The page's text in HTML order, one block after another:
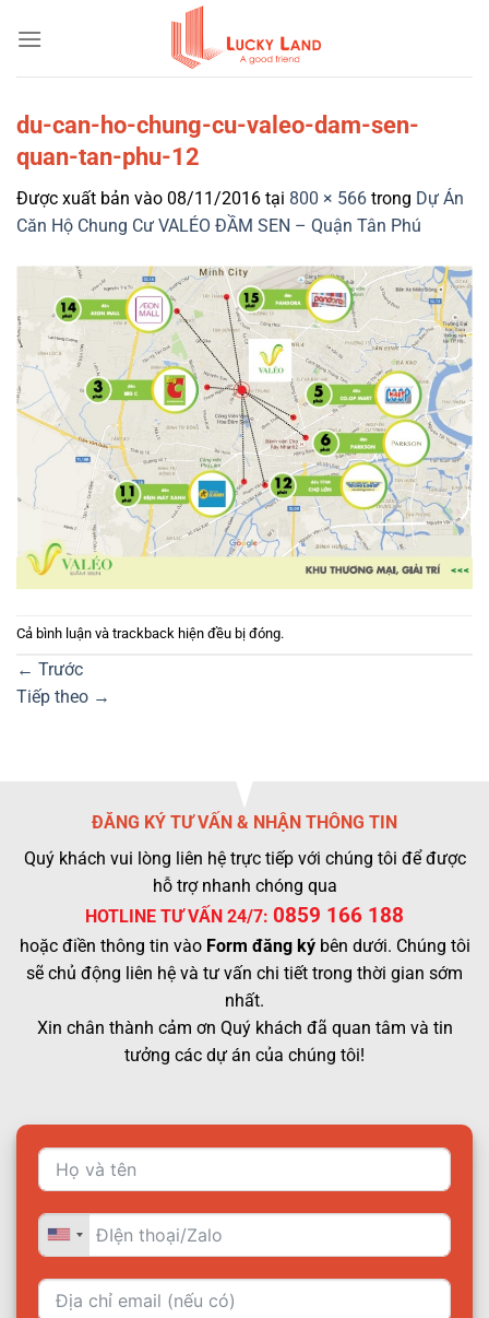
qua
du-can-ho-chung-cu-valeo-dam-sen-
quan-tan-phu-12
Được xuất bản vào 08/11/2016 tại 800 × 566 trong Dự Án
Căn Hộ Chung Cư VALÉO ĐẦM SEN – Quận Tân Phú
Cả bình luận và trackback hiện đều bị đóng.
← Trước
Tiếp theo →
ĐĂNG KÝ TƯ VẤN & NHẬN THÔNG TIN
Quý khách vui lòng liên hệ trực tiếp với chúng tôi để được
hỗ trợ nhanh chóng qua
HOTLINE TƯ VẤN 24/7: 0859 166 188
hoặc điền thông tin vào Form đăng kýbên dưới. Chúng tôi
sẽ chủ động liên hệ và tư vấn chi tiết trong thời gian sớm
nhất.
Xin chân thành cảm ơn Quý khách đã quan tâm và tin
tưởng các dự án của chúng tôi!